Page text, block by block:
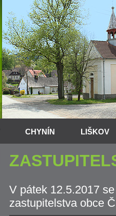
CHYNÍN LIŠKOV
V pátek 12.5.2017
zastupitelstva obce